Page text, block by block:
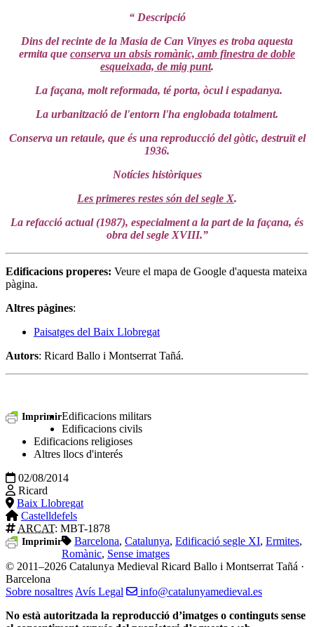
“ Descripció
Dins del recinte de la Masia de Can Vinyes es troba aquesta
ermita que conserva un absis romànic, amb finestra de doble
esqueixada, de mig punt.
La façana, molt reformada, té porta, òcul i espadanya.
La urbanització de l'entorn l'ha englobada totalment.
Conserva un retaule, que és una reproducció del gòtic, destruït el
1936.
Notícies històriques
Les primeres restes són del segle X.
La refacció actual (1987), especialment a la part de la façana, és
obra del segle XVIII.”
Edificacions properes: Veure el mapa de Google d'aquesta mateixa
pàgina.
Altres pàgines:
Paisatges del Baix Llobregat
Autors: Ricard Ballo i Montserrat Tañá.
ImprimirEdificacions militars
Edificacions civils
Edificacions religioses
Altres llocs d'interés
02/08/2014
Ricard
Baix Llobregat
Castelldefels
ARCAT: MBT-1878
Imprimir Barcelona, Catalunya, Edificació segle XI, Ermites,
Romànic, Sense imatges
© 2011–2026 Catalunya Medieval Ricard Ballo i Montserrat Tañá ·
Barcelona
Sobre nosaltres Avís Legal
info@catalunyamedieval.es
No està autoritzada la reproducció d’imatges o continguts sense